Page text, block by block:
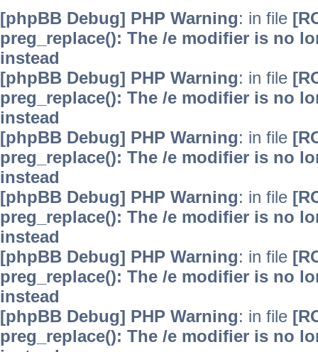
[phpBB Debug] PHP Warning: in file
preg_replace(): The /e modifier is no
instead
[phpBB Debug] PHP Warning: in file
preg_replace(): The /e modifier is no
instead
[phpBB Debug] PHP Warning: in file
preg_replace(): The /e modifier is no
instead
[phpBB Debug] PHP Warning: in file
preg_replace(): The /e modifier is no
instead
[phpBB Debug] PHP Warning: in file
preg_replace(): The /e modifier is no
instead
[phpBB Debug] PHP Warning: in file
preg_replace(): The /e modifier is no